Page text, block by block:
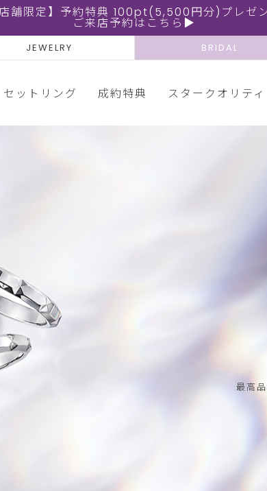
店舗限定】予約特典 100pt(5,500円分)プレゼ
ご来店予約はこちら▶
JEWELRY BRIDAL
セットリング 成約特典 スタークオリティ
最高